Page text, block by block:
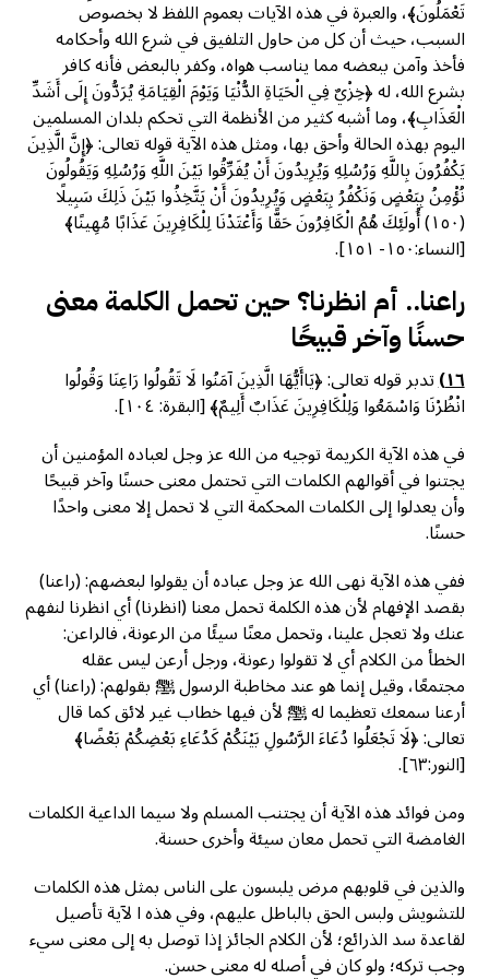
تَعْمَلُونَ﴾، والعبرة في هذه الآيات بعموم اللفظ لا بخصوص
السبب، حيث أن كل من حاول التلفيق في شرع الله وأحكامه
فأخذ وآمن ببعضه مما يناسب هواه، وكفر بالبعض فأنه كافر
بشرع الله، له ﴿خِزْيٌ فِي الْحَيَاةِ الدُّنْيَا وَيَوْمَ الْقِيَامَةِ يُرَدُّونَ إِلَى أَشَدِّ
الْعَذَابِ﴾، وما أشبه كثير من الأنظمة التي تحكم بلدان المسلمين
اليوم بهذه الحالة وأحق بها، ومثل هذه الآية قوله تعالى: ﴿إِنَّ الَّذِينَ
يَكْفُرُونَ بِاللَّهِ وَرُسُلِهِ وَيُرِيدُونَ أَنْ يُفَرِّقُوا بَيْنَ اللَّهِ وَرُسُلِهِ وَيَقُولُونَ
نُؤْمِنُ بِبَعْضٍ وَنَكْفُرُ بِبَعْضٍ وَيُرِيدُونَ أَنْ يَتَّخِذُوا بَيْنَ ذَلِكَ سَبِيلًا
(١٥٠) أُولَئِكَ هُمُ الْكَافِرُونَ حَقًّا وَأَعْتَدْنَا لِلْكَافِرِينَ عَذَابًا مُهِينًا﴾
[النساء:١٥٠- ١٥١].
راعنا.. أم انظرنا؟ حين تحمل الكلمة معنى
حسنًا وآخر قبيحًا
١٦)تدبر قوله تعالى: ﴿يَاأَيُّهَا الَّذِينَ آمَنُوا لَا تَقُولُوا رَاعِنَا وَقُولُوا
انْظُرْنَا وَاسْمَعُوا وَلِلْكَافِرِينَ عَذَابٌ أَلِيمٌ﴾ [البقرة: ١٠٤].
في هذه الآية الكريمة توجيه من الله عز وجل لعباده المؤمنين أن
يجتنوا في أقوالهم الكلمات التي تحتمل معنى حسنًا وآخر قبيحًا
وأن يعدلوا إلى الكلمات المحكمة التي لا تحمل إلا معنى واحدًا
حسنًا.
ففي هذه الآية نهى الله عز وجل عباده أن يقولوا لبعضهم: (راعنا)
بقصد الإفهام لأن هذه الكلمة تحمل معنا (انظرنا) أي انظرنا لنفهم
عنك ولا تعجل علينا، وتحمل معنًا سيئًا من الرعونة، فالراعن:
الخطأ من الكلام أي لا تقولوا رعونة، ورجل أرعن ليس عقله
مجتمعًا، وقيل إنما هو عند مخاطبة الرسول ﷺ بقولهم: (راعنا) أي
أرعنا سمعك تعظيما له ﷺ لأن فيها خطاب غير لائق كما قال
تعالى: ﴿لَا تَجْعَلُوا دُعَاءَ الرَّسُولِ بَيْنَكُمْ كَدُعَاءِ بَعْضِكُمْ بَعْضًا﴾
[النور:٦٣].
ومن فوائد هذه الآية أن يجتنب المسلم ولا سيما الداعية الكلمات
الغامضة التي تحمل معان سيئة وأخرى حسنة.
والذين في قلوبهم مرض يلبسون على الناس بمثل هذه الكلمات
للتشويش ولبس الحق بالباطل عليهم، وفي هذه ا لآية تأصيل
لقاعدة سد الذرائع؛ لأن الكلام الجائز إذا توصل به إلى معنى سيء
وجب تركه؛ ولو كان في أصله له معنى حسن.